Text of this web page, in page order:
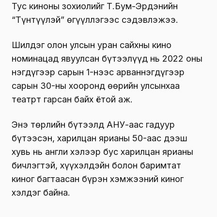
Тус киноны зохиолийг Т.Бум-Эрдэнийн
“Түнтүүлэй” өгүүллэгээс сэдэвлэжээ.
Шилдэг олон улсын уран сайхны кино
номинацад явуулсан бүтээлүүд нь 2022 оны
нэгдүгээр сарын 1-нээс арваннэгдүгээр
сарын 30-ны хооронд өөрийн улсынхаа
театрт гарсан байх ётой аж.
Энэ төрлийн бүтээлд АНУ-аас гадуур
бүтээсэн, харилцан ярианы 50-аас дээш
хувь нь англи хэлээр бус харилцан ярианы
бичлэгтэй, хүүхэлдэйн болон баримтат
киног багтаасан бүрэн хэмжээний киног
хэлдэг байна.